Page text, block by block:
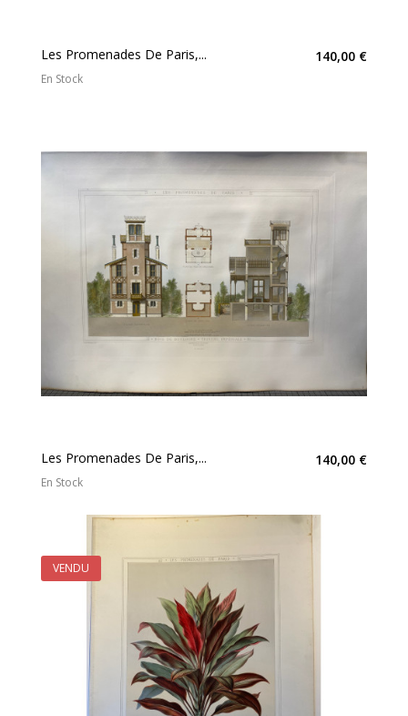
Les Promenades De Paris,... 140,00 €
En Stock
Les Promenades De Paris,... 140,00 €
En Stock
VENDU